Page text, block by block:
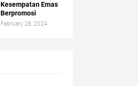
Kesempatan Emas
Berpromosi
February 28, 2024